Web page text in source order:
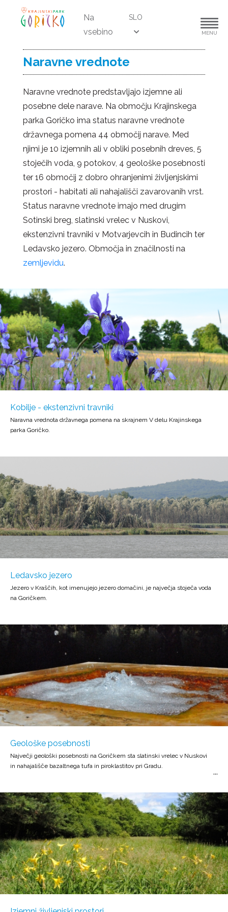
Na
vsebino
SLO
MENU
Naravne vrednote
Naravne vrednote predstavljajo izjemne ali
posebne dele narave. Na območju Krajinskega
parka Goričko ima status naravne vrednote
državnega pomena 44 območij narave. Med
njimi je 10 izjemnih ali v obliki posebnih dreves, 5
stoječih voda, 9 potokov, 4 geološke posebnosti
ter 16 območij z dobro ohranjenimi življenjskimi
prostori - habitati ali nahajališči zavarovanih vrst.
Status naravne vrednote imajo med drugim
Sotinski breg, slatinski vrelec v Nuskovi,
ekstenzivni travniki v Motvarjevcih in Budincih ter
Ledavsko jezero. Območja in značilnosti na
zemljevidu.
Kobilje - ekstenzivni travniki
Naravna vrednota državnega pomena na skrajnem V delu Krajinskega
parka Goričko.
Ledavsko jezero
Jezero v Kraščih, kot imenujejo jezero domačini, je največja stoječa voda
na Goričkem.
Geološke posebnosti
Največji geološki posebnosti na Goričkem sta slatinski vrelec v Nuskovi
in nahajališče bazaltnega tufa in piroklastitov pri Gradu.